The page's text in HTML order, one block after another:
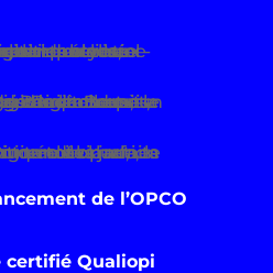
de l’OPCO
certifié Qualiopi